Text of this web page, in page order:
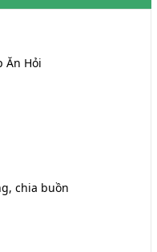
Ăn Hỏi
chia buồn